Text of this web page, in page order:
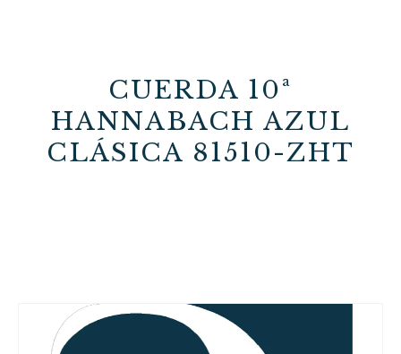
CUERDA 10ª
HANNABACH AZUL
CLÁSICA 81510-ZHT